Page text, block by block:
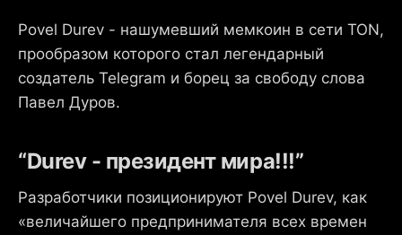
Povel Durev - нашумевший мемкоин в сети TON,
прообразом которого стал легендарный
создатель Telegram и борец за свободу слова
Павел Дуров.
“Durev - президент мира!!!”
Разработчики позиционируют Povel Durev, как
«‎величайшего предпринимателя всех времен